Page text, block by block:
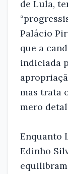
de Lula,
Palácio
que a
indiciada
mas trata
mero
Enquanto
Edinho